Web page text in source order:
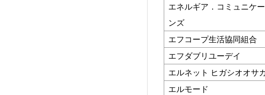
エネルギア．コミュニケ
ンズ
エフコープ生活協同組合
エフダブリユーデイ
エルネット ヒガシオオサ
エルモード